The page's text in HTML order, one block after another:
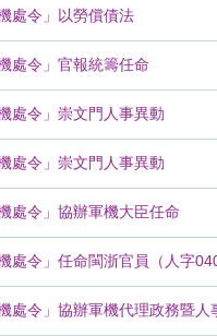
機處令」以勞償債法
機處令」官報統籌任命
機處令」崇文門人事異動
機處令」崇文門人事異動
機處令」協辦軍機大臣任命
機處令」任命閩浙官員（人字
機處令」協辦軍機代理政務暨